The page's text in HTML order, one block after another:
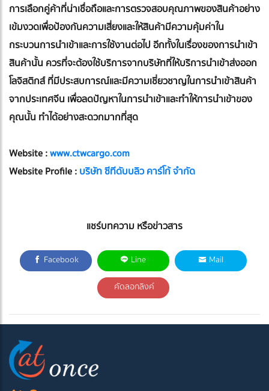
การเลือกคู่ค้าที่น่าเชื่อถือและการตรวจสอบคุณภาพของสินค้าอย่าง
เข้มงวดเพื่อป้องกันความเสี่ยงและให้สินค้ามีความคุ้มค่าใน
กระบวนการนำเข้าและการใช้งานต่อไป อีกทั้งในเรื่องของการนำเข้า
สินค้านั้น ควรที่จะต้องใช้บริการจากบริษัทที่ให้บริการนำเข้าส่งออก
โลจิสติกส์ ที่มีประสบการณ์และมีความเชี่ยวชาญในการนำเข้าสินค้า
จากประเทศจีน เพื่อลดปัญหาในการนำเข้าและทำให้การนำเข้าของ
คุณนั้น ทำได้อย่างสะดวกมากที่สุด
Website :www.ctwcargo.com
Website Profile :บริษัท ซีทีดับบลิว คาร์โก้ จำกัด
แชร์บทความ หรือข่าวสาร
Facebook Line Mail
คัดลอกลิงค์